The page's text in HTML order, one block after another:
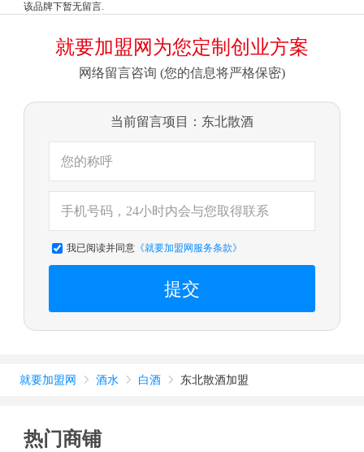
该品牌下暂无留言.
就要加盟网为您定制创业方案
网络留言咨询 (您的信息将严格保密)
当前留言项目：东北散酒
我已阅读并同意《就要加盟网服务条款》
提交
就要加盟网  酒水  白酒  东北散酒加盟
热门商铺